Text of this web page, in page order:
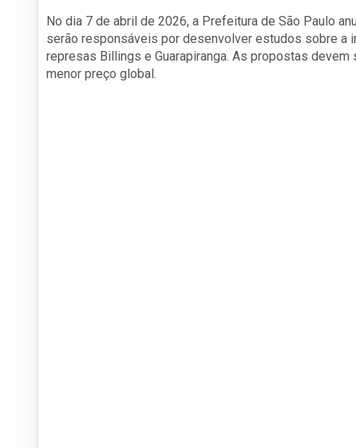
No dia 7 de abril de 2026, a Prefeitura de São Paulo
serão responsáveis por desenvolver estudos sobre a
represas Billings e Guarapiranga. As propostas
menor preço global.